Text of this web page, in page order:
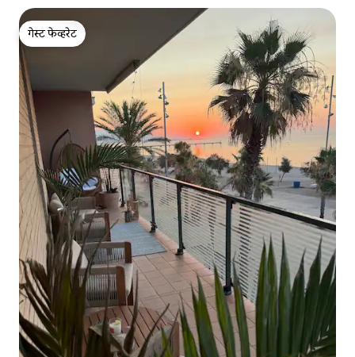
गेस्ट फेव्हरेट
गेस्ट फेव्हरेट